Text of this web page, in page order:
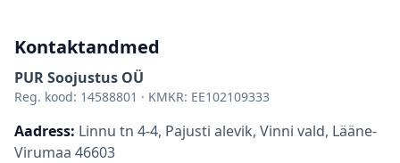
Kontakt
Kontaktandmed
PUR Soojustus OÜ
Reg. kood: 14588801 · KMKR: EE102109333
Aadress: Linnu tn 4-4, Pajusti alevik, Vinni vald, Lääne-
Virumaa 46603